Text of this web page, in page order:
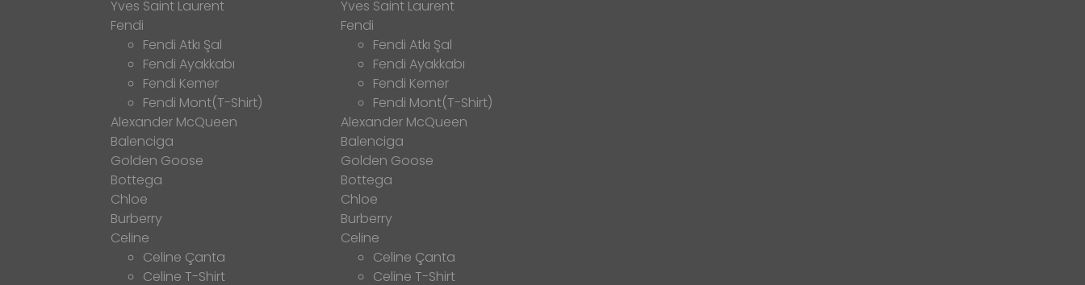
Yves Saint Laurent
Fendi
Fendi Atkı Şal
Fendi Ayakkabı
Fendi Kemer
Fendi Mont(T-Shirt)
Alexander McQueen
Balenciga
Golden Goose
Bottega
Chloe
Burberry
Celine
Celine Çanta
Celine T-Shirt
Yves Saint Laurent
Fendi
Fendi Atkı Şal
Fendi Ayakkabı
Fendi Kemer
Fendi Mont(T-Shirt)
Alexander McQueen
Balenciga
Golden Goose
Bottega
Chloe
Burberry
Celine
Celine Çanta
Celine T-Shirt